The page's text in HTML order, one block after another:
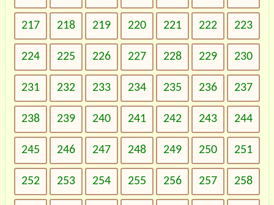
217 218 219 220 221 222 223
224 225 226 227 228 229 230
231 232 233 234 235 236 237
238 239 240 241 242 243 244
245 246 247 248 249 250 251
252 253 254 255 256 257 258